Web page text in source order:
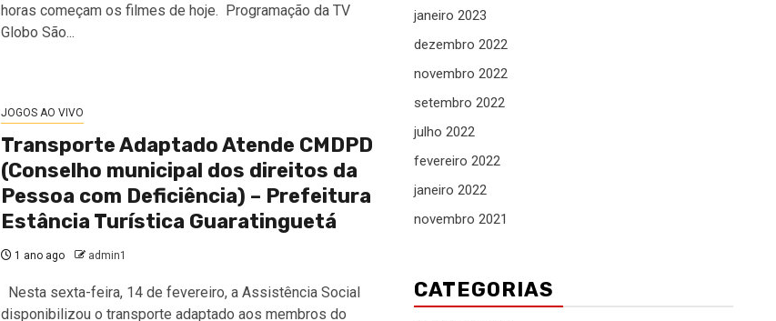
horas começam os filmes de hoje. Programação da TV
Globo São...
JOGOS AO VIVO
Transporte Adaptado Atende CMDPD
(Conselho municipal dos direitos da
Pessoa com Deficiência) – Prefeitura
Estância Turística Guaratinguetá
1 ano ago admin1
Nesta sexta-feira, 14 de fevereiro, a Assistência Social
disponibilizou o transporte adaptado aos membros do
janeiro 2023
dezembro 2022
novembro 2022
setembro 2022
julho 2022
fevereiro 2022
janeiro 2022
novembro 2021
CATEGORIAS